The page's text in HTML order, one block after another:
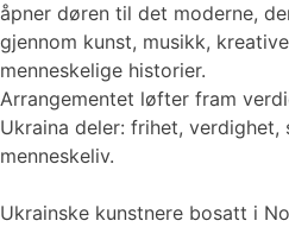
åpner døren til det moderne,
gjennom kunst, musikk,
menneskelige historier.
Arrangementet løfter fram
Ukraina deler: frihet,
menneskeliv.
Ukrainske kunstnere bosatt i